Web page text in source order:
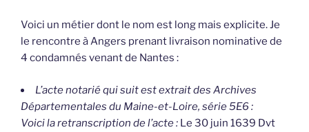
Voici un métier dont le nom est long mais explicite. Je
le rencontre à Angers prenant livraison nominative de
4 condamnés venant de Nantes :
L’acte notarié qui suit est extrait des Archives
Départementales du Maine-et-Loire, série 5E6 :
Voici la retranscription de l’acte : Le 30 juin 1639 Dvt